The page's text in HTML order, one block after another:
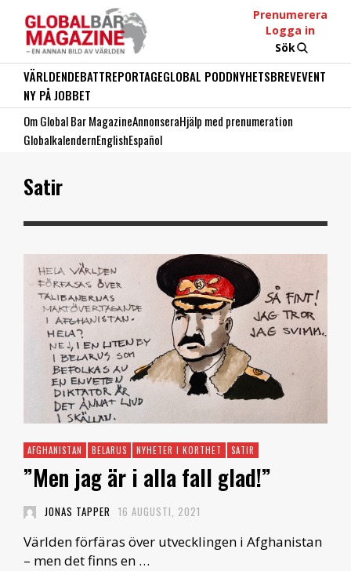
Prenumerera
Logga in
Sök
VÄRLDENDEBATTREPORTAGEGLOBAL PODDNYHETSBREVEVENT
NY PÅ JOBBET
Om Global Bar MagazineAnnonseraHjälp med prenumeration
GlobalkalendernEnglishEspañol
Satir
AFGHANISTAN BELARUS NYHETER I KORTHET SATIR
”Men jag är i alla fall glad!”
JONAS TAPPER 16 AUGUSTI, 2021
Världen förfäras över utvecklingen i Afghanistan
– men det finns en …